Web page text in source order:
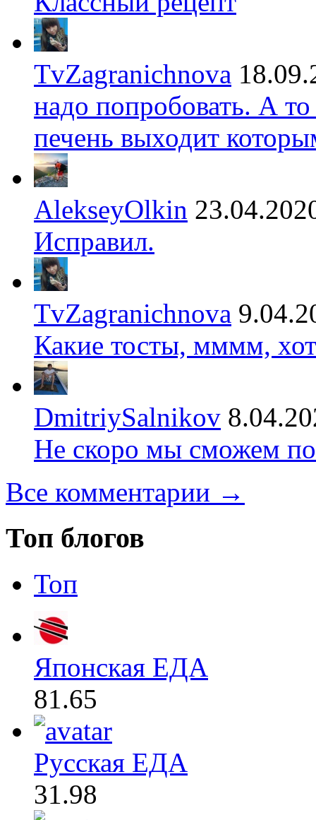
TvZagranichnova
надо попробовать. А
печень выходит
AlekseyOlkin
Исправил.
TvZagranichnova
Какие тосты, мммм,
DmitriySalnikov
Не скоро мы сможем
Все комментарии →
Топ блогов
Топ
Японская ЕДА
81.65
Русская ЕДА
31.98